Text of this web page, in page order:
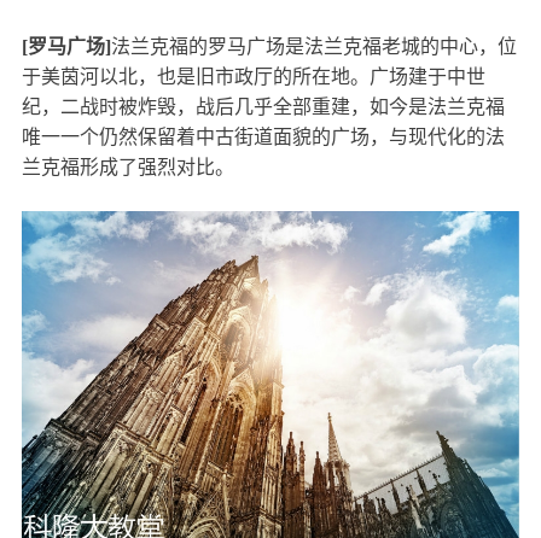
[罗马广场]法兰克福的罗马广场是法兰克福老城的中心，位
于美茵河以北，也是旧市政厅的所在地。广场建于中世
纪，二战时被炸毁，战后几乎全部重建，如今是法兰克福
唯一一个仍然保留着中古街道面貌的广场，与现代化的法
兰克福形成了强烈对比。